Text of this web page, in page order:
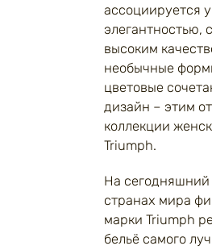
ассоциируется
элегантностью,
высоким
необычные
цветовые
дизайн – этим
коллекции
Triumph.
На сегодняшний
странах мира
марки Triumph
бельё самого